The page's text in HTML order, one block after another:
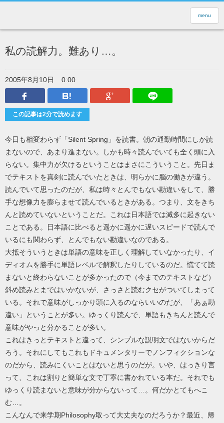
menu
私の読解力。難あり…。
2005年8月10日
0:00
Facebook
はてなブックマークGoogle Plus
この記事は2分で読めます
今日も相変わらず「Silent Spring」を読書。朝の通勤時間にしか読
まないので、あまり進まない。しかも時々読んでいても全く頭に入
らない。集中力が欠けるということはまさにこういうこと。先日ま
でテキストを真剣に読んでいたときは、明らかに脳の働きが違う。
読んでいて思ったのだが、私は時々とんでもない勘違いをして、勝
手な想像力を膨らませて読んでいるときがある。つまり、文をきち
んと読めていないということだ。これは日本語では滅多に起きない
ことである。日本語に比べると遥かに遥かに遅いスピードで読んで
いるにも関わらず、とんでもない勘違いなのである。
大抵そういうときは単語の意味を正しく理解していなかったり、イ
ディオムを勝手に単語レベルで解釈したりしているのだ。慌てて読
まないと終わらないことが多かったので（今までのテキストなど）
斜め読みとまではいかないが、さっさと読むクセがついてしまって
いる。それで意味がしっかり頭に入るのならいいのだが、「あぁ勘
違い」ということが多い。ゆっくり読んで、単語もきちんと読んで
意味がやっと分かることが多い。
これはきっとテキストと違って、シンプルな説明文ではないからだ
ろう。それにしてもこれもドキュメンタリーでノンフィクションな
のだから、読みにくいことはないと思うのだが。いや、はっきり言
って、これは割りと簡単な文で丁寧に書かれている本だ。それでも
ゆっくり読まないと意味が分からないって…。何だかとてもへこ
む…。
こんなんで来学期Philosophy取って大丈夫なのだろうか？最近、帰